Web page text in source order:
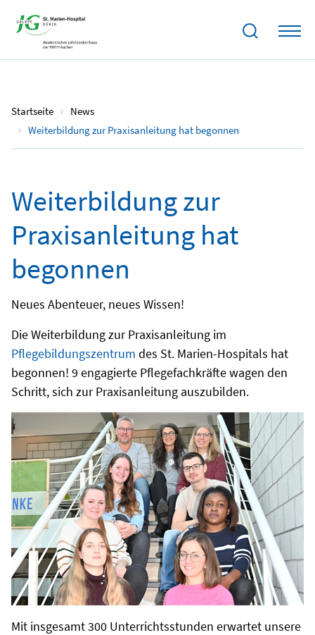
Startseite
News
Weiterbildung zur Praxisanleitung hat begonnen
23.11.2023
Weiterbildung zur
Praxisanleitung hat
begonnen
Neues Abenteuer, neues Wissen!
Die Weiterbildung zur Praxisanleitung im
Pflegebildungszentrum des St. Marien-Hospitals hat
begonnen! 9 engagierte Pflegefachkräfte wagen den
Schritt, sich zur Praxisanleitung auszubilden.
Mit insgesamt 300 Unterrichtsstunden erwartet unsere